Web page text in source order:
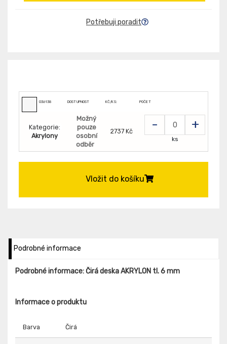
Potřebuji poradit
036138 DOSTUPNOST KČ/KS: POČET
Kategorie:
Akrylony
Možný
pouze
osobní
odběr
2737 Kč - +
ks
Vložit do košíku
Podrobné informace
Podrobné informace: Čirá deska AKRYLON tl. 6 mm
Informace o produktu
Barva Čirá